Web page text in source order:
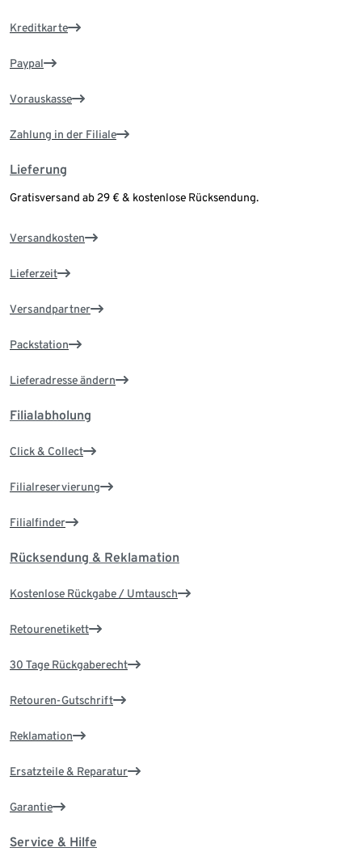
Kreditkarte
Paypal
Vorauskasse
Zahlung in der Filiale
Lieferung
Gratisversand ab 29 € & kostenlose Rücksendung.
Versandkosten
Lieferzeit
Versandpartner
Packstation
Lieferadresse ändern
Filialabholung
Click & Collect
Filialreservierung
Filialfinder
Rücksendung & Reklamation
Kostenlose Rückgabe / Umtausch
Retourenetikett
30 Tage Rückgaberecht
Retouren-Gutschrift
Reklamation
Ersatzteile & Reparatur
Garantie
Service & Hilfe